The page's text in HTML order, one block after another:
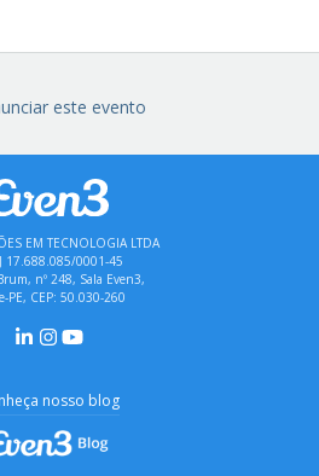
este evento
EM TECNOLOGIA LTDA
17.688.085/0001-45
nº 248, Sala Even3,
PE, CEP: 50.030-260
nosso blog